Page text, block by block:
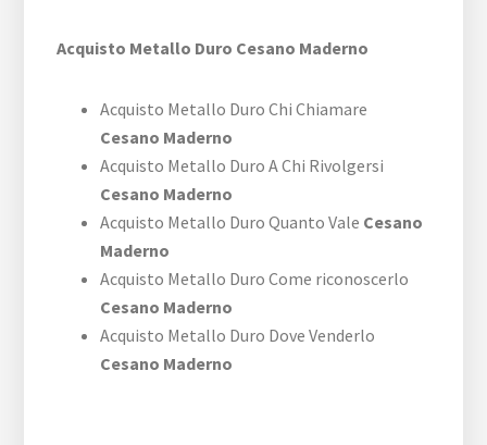
Acquisto Metallo Duro Cesano Maderno
Acquisto Metallo Duro Chi Chiamare
Cesano Maderno
Acquisto Metallo Duro A Chi Rivolgersi
Cesano Maderno
Acquisto Metallo Duro Quanto Vale Cesano
Maderno
Acquisto Metallo Duro Come riconoscerlo
Cesano Maderno
Acquisto Metallo Duro Dove Venderlo
Cesano Maderno